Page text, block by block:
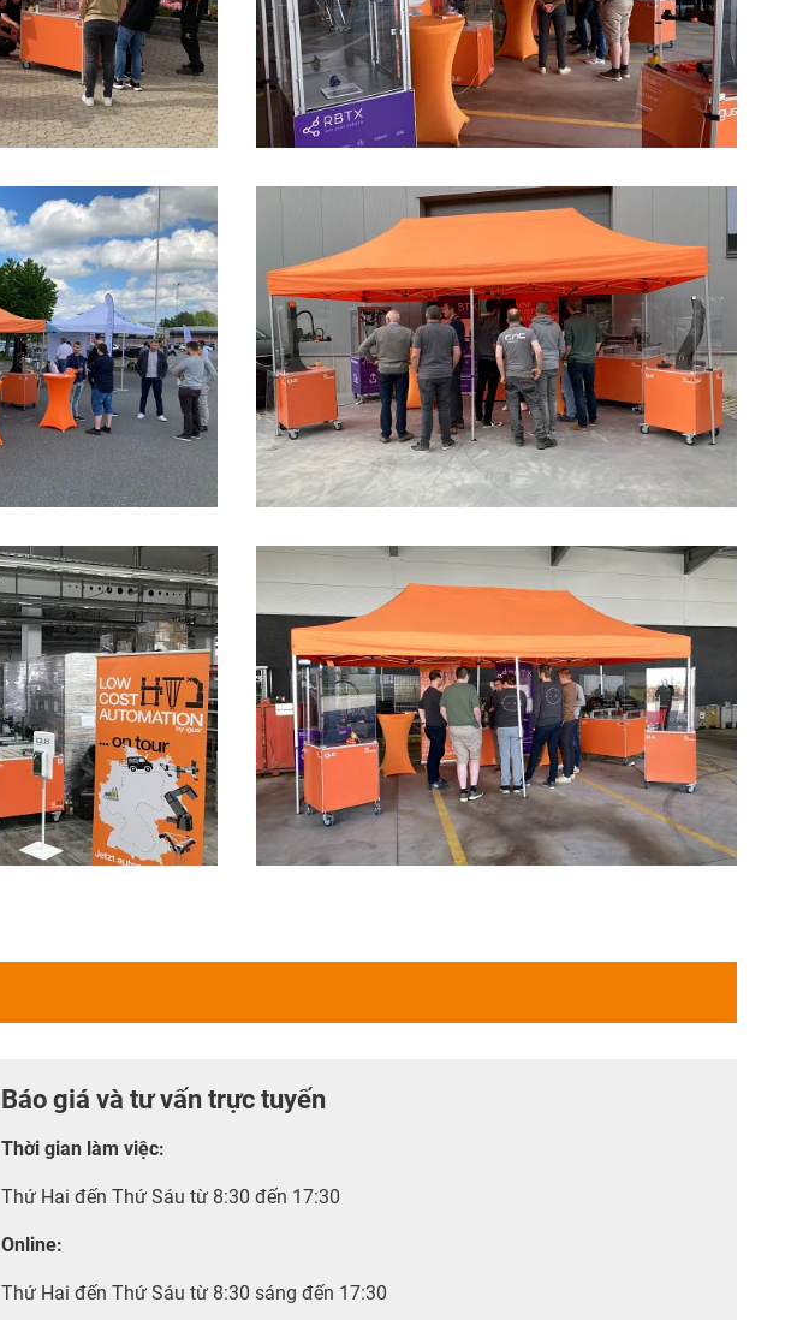
Báo giá và tư vấn trực tuyến
Thời gian làm việc:
Thứ Hai đến Thứ Sáu từ 8:30 đến 17:30
Online:
Thứ Hai đến Thứ Sáu từ 8:30 sáng đến 17:30